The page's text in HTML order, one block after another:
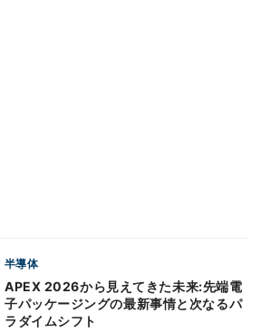
半導体
APEX 2026から見えてきた未来:先端電
子パッケージングの最新事情と次なるパ
ラダイムシフト